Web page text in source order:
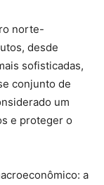
norte-
desde
sofisticadas,
conjunto de
um
e proteger o
a